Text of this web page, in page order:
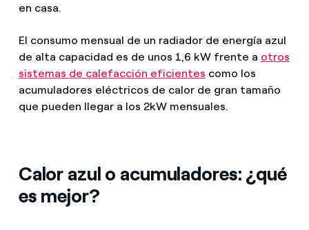
en casa.
El consumo mensual de un radiador de energía azul
de alta capacidad es de unos 1,6 kW frente a otros
sistemas de calefacción eficientes como los
acumuladores eléctricos de calor de gran tamaño
que pueden llegar a los 2kW mensuales.
Calor azul o acumuladores: ¿qué
es mejor?